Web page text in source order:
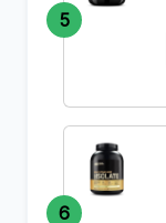
5
6